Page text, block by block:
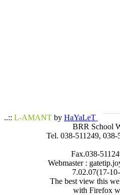
..:: L-AMANT by HaYaLeT
BRR School
Tel. 038-511249,
Fax.038-
Webmaster :
7.02.07(17-
The best view this
with Firefox